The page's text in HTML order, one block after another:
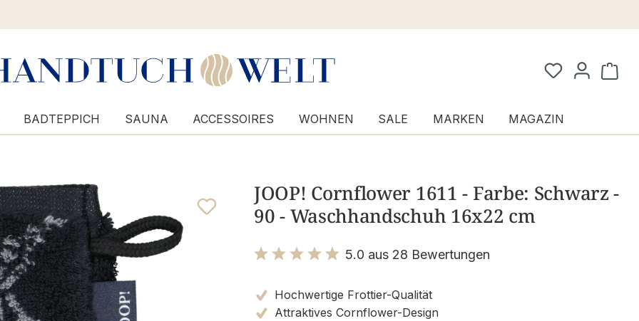
BADTEPPICH SAUNA ACCESSOIRES WOHNEN SALE MARKEN MAGAZIN
JOOP! Cornflower 1611 - Farbe: Schwarz -
90 - Waschhandschuh 16x22 cm
5.0 aus 28 Bewertungen
Hochwertige Frottier-Qualität
Attraktives Cornflower-Design